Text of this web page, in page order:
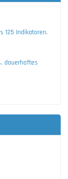
125 Indikatoren.
dauerhaftes